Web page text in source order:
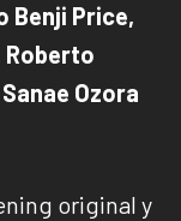
Benji Price,
Roberto
Ozora
original y